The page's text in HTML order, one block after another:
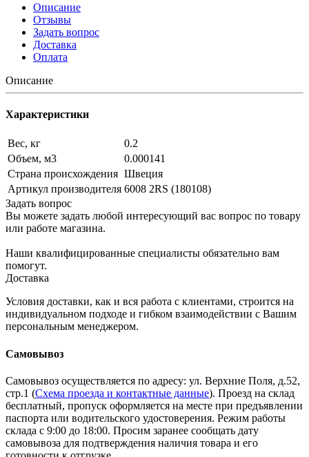
Описание
Отзывы
Задать вопрос
Доставка
Оплата
Описание
Характеристики
Вес, кг
0.2
Объем, м3
0.000141
Страна происхождения Швеция
Артикул производителя 6008 2RS (180108)
Задать вопрос
Вы можете задать любой интересующий вас вопрос по товару
или работе магазина.
Наши квалифицированные специалисты обязательно вам
помогут.
Доставка
Условия доставки, как и вся работа с клиентами, строится на
индивидуальном подходе и гибком взаимодействии с Вашим
персональным менеджером.
Самовывоз
Самовывоз осуществляется по адресу: ул. Верхние Поля, д.52,
стр.1 (Схема проезда и контактные данные). Проезд на склад
бесплатный, пропуск оформляется на месте при предъявлении
паспорта или водительского удостоверения. Режим работы
склада с 9:00 до 18:00. Просим заранее сообщать дату
самовывоза для подтверждения наличия товара и его